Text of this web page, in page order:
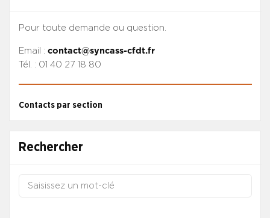
Pour toute demande ou question.
Email : contact@syncass-cfdt.fr
Tél. : 01 40 27 18 80
Contacts par section
Rechercher